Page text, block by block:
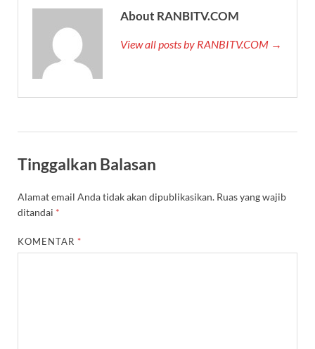
About RANBITV.COM
View all posts by RANBITV.COM →
Tinggalkan Balasan
Alamat email Anda tidak akan dipublikasikan. Ruas yang wajib
ditandai *
KOMENTAR *